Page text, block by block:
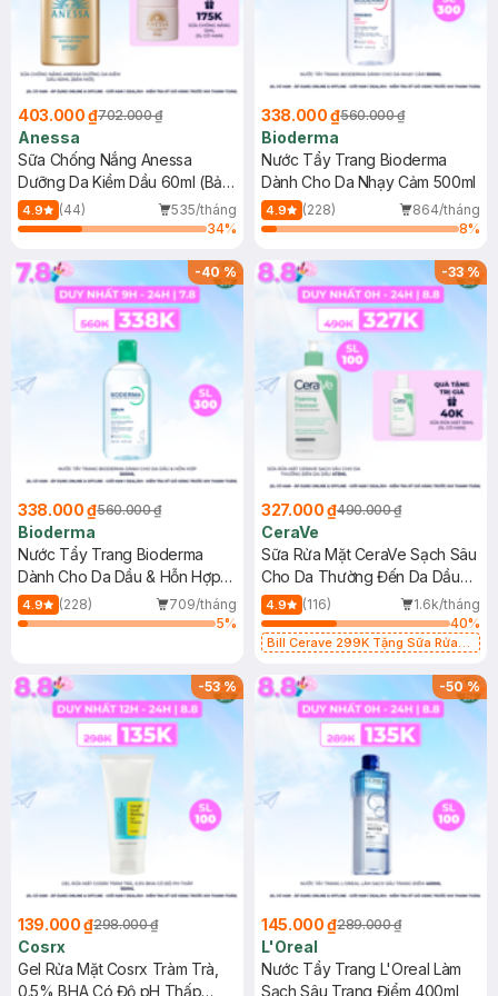
403.000 ₫702.000 ₫
Anessa
Sữa Chống Nắng Anessa
Dưỡng Da Kiềm Dầu 60ml (Bản
Mới)
4.9 (44)
535/tháng
34%
338.000 ₫560.000 ₫
Bioderma
Nước Tẩy Trang Bioderma
Dành Cho Da Nhạy Cảm 500ml
4.9 (228)
864/tháng
8%
-40%
338.000 ₫560.000 ₫
Bioderma
Nước Tẩy Trang Bioderma
Dành Cho Da Dầu & Hỗn Hợp
500ml
4.9 (228)
709/tháng
5%
-33%
327.000 ₫490.000 ₫
CeraVe
Sữa Rửa Mặt CeraVe Sạch Sâu
Cho Da Thường Đến Da Dầu
473ml
4.9 (116)
1.6k/tháng
40%
Bill Cerave 299K Tặng Sữa Rửa
-53%
139.000 ₫298.000 ₫
Cosrx
Gel Rửa Mặt Cosrx Tràm Trà,
0.5% BHA Có Độ pH Thấp
-50%
145.000 ₫289.000 ₫
L'Oreal
Nước Tẩy Trang L'Oreal Làm
Sạch Sâu Trang Điểm 400ml